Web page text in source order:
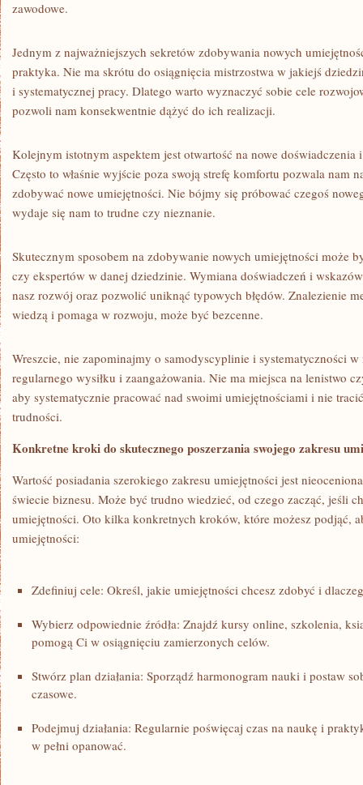
zawodowe.
Jednym z najważniejszych sekretów zdobywania‌ nowych
praktyka. Nie ma skrótu do osiągnięcia mistrzostwa ​w jakiejś
i systematycznej pracy. Dlatego warto wyznaczyć sobie cele
pozwoli nam konsekwentnie dążyć do ich realizacji.
Kolejnym istotnym‍ aspektem jest otwartość na⁤ nowe doświadczenia
Często to właśnie wyjście poza swoją strefę komfortu pozwala nam
zdobywać ‌nowe ‌umiejętności. Nie​ bójmy się próbować czegoś
wydaje się nam to trudne czy nieznanie.
Skutecznym sposobem na zdobywanie⁣ nowych umiejętności ⁤może
‌czy‍ ekspertów w ‌danej dziedzinie. ​Wymiana doświadczeń i
nasz rozwój oraz pozwolić uniknąć typowych błędów. Znalezienie
wiedzą i⁣ pomaga w rozwoju, może być bezcenne.
Wreszcie, nie zapominajmy ‍o samodyscyplinie i systematyczności w
regularnego wysiłku i zaangażowania. Nie ma miejsca⁢ na lenistwo​
aby systematycznie pracować nad swoimi umiejętnościami i nie
trudności.
Konkretne kroki do skutecznego poszerzania swojego zakresu
Wartość posiadania ‍szerokiego zakresu umiejętności jest
świecie biznesu. Może być trudno wiedzieć, od czego zacząć,⁤ jeśli
umiejętności. Oto kilka konkretnych kroków, które możesz podjąć,
umiejętności:
Zdefiniuj cele: Określ, jakie umiejętności chcesz zdobyć i
Wybierz odpowiednie źródła: Znajdź kursy online, szkolenia,
pomogą​ Ci w osiągnięciu zamierzonych celów.
Stwórz plan działania: Sporządź harmonogram nauki i postaw
czasowe.
Podejmuj⁤ działania: Regularnie poświęcaj czas na⁢ naukę ⁢i
w pełni opanować.